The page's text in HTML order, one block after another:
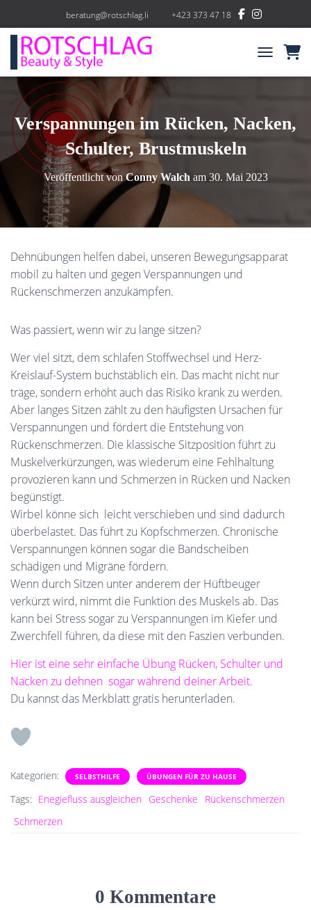
beratung@rotschlag.li +423 373 47 18
Verspannungen im Rücken, Nacken,
Schulter, Brustmuskeln
Veröffentlicht vonConny Walch am 30. Mai 2023
Dehnübungen helfen dabei, unseren Bewegungsapparat
mobil zu halten und gegen Verspannungen und
Rückenschmerzen anzukämpfen.
Was passiert, wenn wir zu lange sitzen?
Wer viel sitzt, dem schlafen Stoffwechsel und Herz-
Kreislauf-System buchstäblich ein. Das macht nicht nur
träge, sondern erhöht auch das Risiko krank zu werden.
Aber langes Sitzen zählt zu den häufigsten Ursachen für
Verspannungen und fördert die Entstehung von
Rückenschmerzen. Die klassische Sitzposition führt zu
Muskelverkürzungen, was wiederum eine Fehlhaltung
provozieren kann und Schmerzen in Rücken und Nacken
begünstigt.
Wirbel könne sich leicht verschieben und sind dadurch
überbelastet. Das führt zu Kopfschmerzen. Chronische
Verspannungen können sogar die Bandscheiben
schädigen und Migräne fördern.
Wenn durch Sitzen unter anderem der Hüftbeuger
verkürzt wird, nimmt die Funktion des Muskels ab. Das
kann bei Stress sogar zu Verspannungen im Kiefer und
Zwerchfell führen, da diese mit den Faszien verbunden.
Hier ist eine sehr einfache Übung Rücken, Schulter und
Nacken zu dehnen sogar während deiner Arbeit.
Du kannst das Merkblatt gratis herunterladen.
Kategorien: SELBSTHILFE ÜBUNGEN FÜR ZU HAUSE
Tags: Enegiefluss ausgleichen Geschenke
Rückenschmerzen
Schmerzen
0 Kommentare